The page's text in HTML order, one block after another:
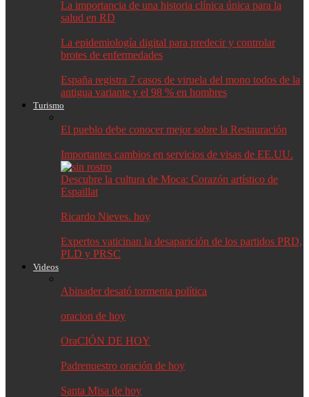
La importancia de una historia clínica única para la
salud en RD
La epidemiología digital para predecir y controlar
brotes de enfermedades
España registra 7 casos de viruela del mono todos de la
antigua variante y el 98 % en hombres
Turismo
El pueblo debe conocer mejor sobre la Restauración
Importantes cambios en servicios de visas de EE.UU.
Descubre la cultura de Moca: Corazón artístico de
Espaillat
Ricardo Nieves. hoy
Expertos vaticinan la desaparición de los partidos PRD,
PLD y PRSC
Videos
Abinader desató tormenta política
oracion de hoy
OraCIÓN DE HOY
Padrenuestro oración de hoy
Santa Misa de hoy